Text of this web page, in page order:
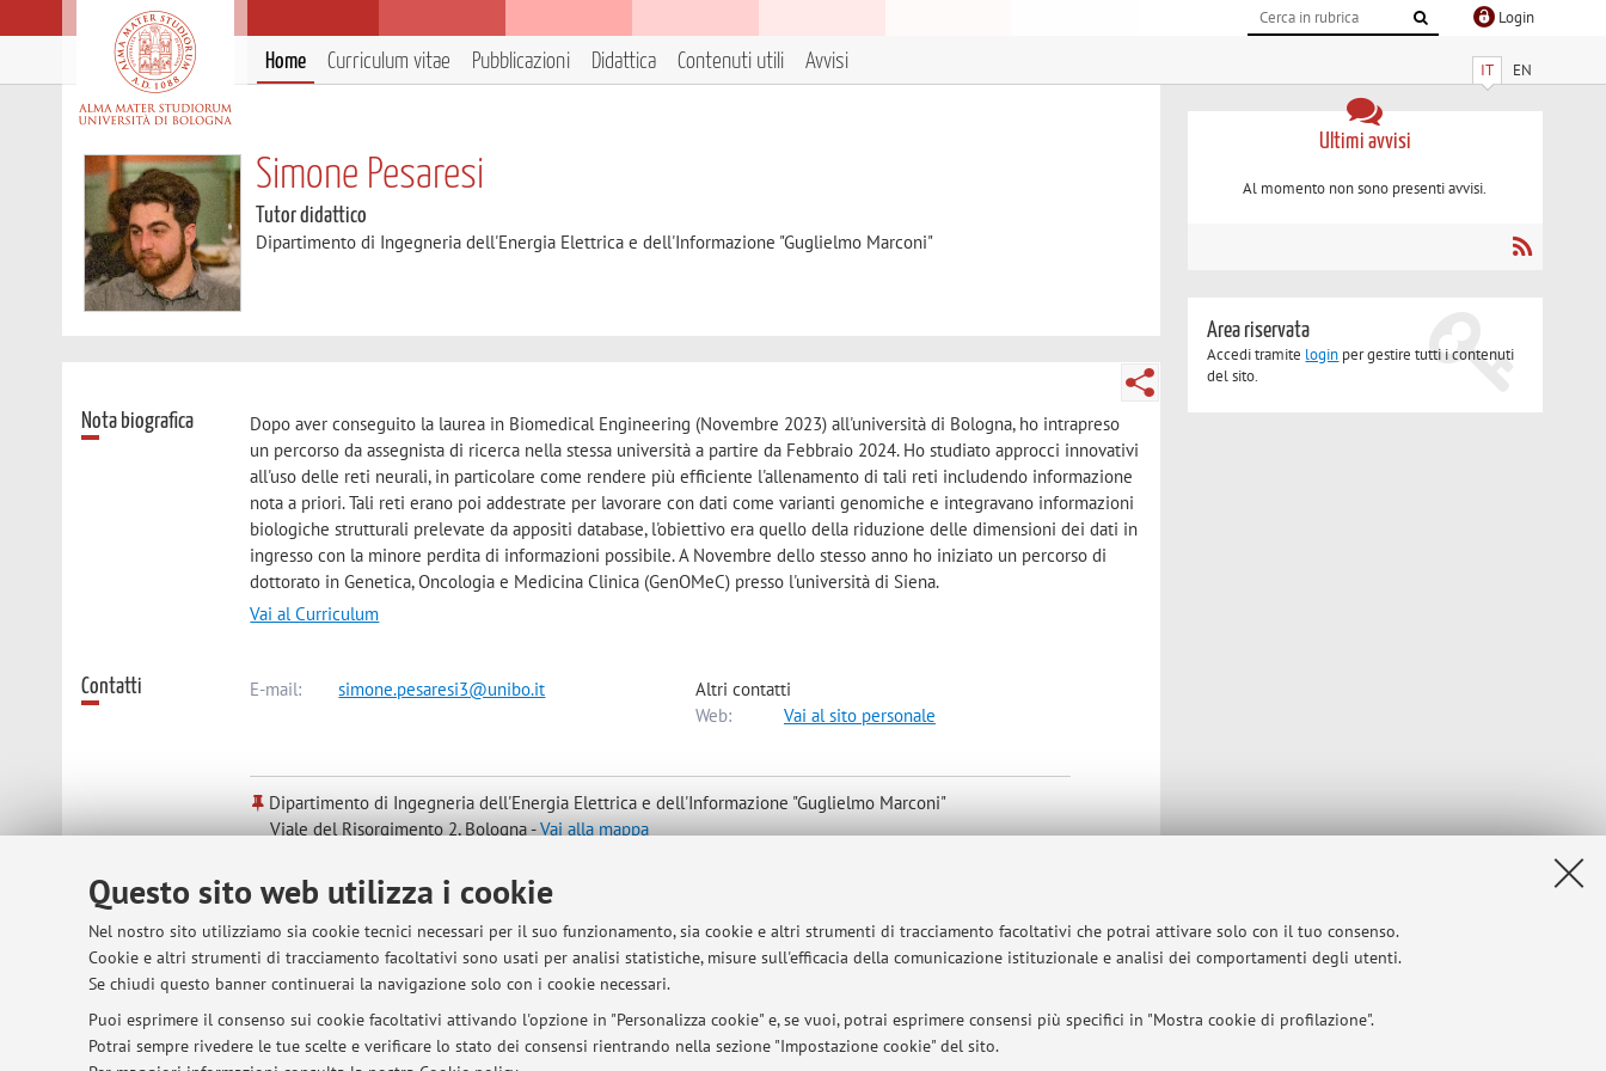
Questo sito web utilizza i cookie
Nel nostro sito utilizziamo sia cookie tecnici necessari per il suo funzionamento, sia cookie e altri strumenti di tracciamento facoltativi che potrai attivare solo con il tuo consenso.
Cookie e altri strumenti di tracciamento facoltativi sono usati per analisi statistiche, misure sull'efficacia della comunicazione istituzionale e analisi dei comportamenti degli utenti.
Se chiudi questo banner continuerai la navigazione solo con i cookie necessari.
Puoi esprimere il consenso sui cookie facoltativi attivando l'opzione in "Personalizza cookie" e, se vuoi, potrai esprimere consensi più specifici in "Mostra cookie di profilazione".
Potrai sempre rivedere le tue scelte e verificare lo stato dei consensi rientrando nella sezione "Impostazione cookie" del sito.
Login
IT EN
Home Curriculum vitae Pubblicazioni Didattica Contenuti utili Avvisi
Simone Pesaresi
Tutor didattico
Dipartimento di Ingegneria dell'Energia Elettrica e dell'Informazione "Guglielmo Marconi"
Nota biografica
Dopo aver conseguito la laurea in Biomedical Engineering (Novembre 2023) all'università di Bologna, ho intrapreso
un percorso da assegnista di ricerca nella stessa università a partire da Febbraio 2024. Ho studiato approcci innovativi
all'uso delle reti neurali, in particolare come rendere più efficiente l'allenamento di tali reti includendo informazione
nota a priori. Tali reti erano poi addestrate per lavorare con dati come varianti genomiche e integravano informazioni
biologiche strutturali prelevate da appositi database, l'obiettivo era quello della riduzione delle dimensioni dei dati in
ingresso con la minore perdita di informazioni possibile. A Novembre dello stesso anno ho iniziato un percorso di
dottorato in Genetica, Oncologia e Medicina Clinica (GenOMeC) presso l'università di Siena.
Vai al Curriculum
Contatti E-mail: simone.pesaresi3@unibo.it
Altri contatti
Web:
Vai al sito personale
Dipartimento di Ingegneria dell'Energia Elettrica e dell'Informazione "Guglielmo Marconi"
Viale del Risorgimento 2, Bologna -Vai alla mappa
Orario di ricevimento
Tutti i giorni previo appuntamento.
Mi trovate sulla piattaforma Microsoft Teams.
Ultimi avvisi
Al momento non sono presenti avvisi.
Area riservata
Accedi tramite login per gestire tutti i contenuti
del sito.
© 2026 - ALMA MATER STUDIORUM - Università di Bologna - Via Zamboni, 33 - 40126 Bologna - Partita IVA: 01131710376